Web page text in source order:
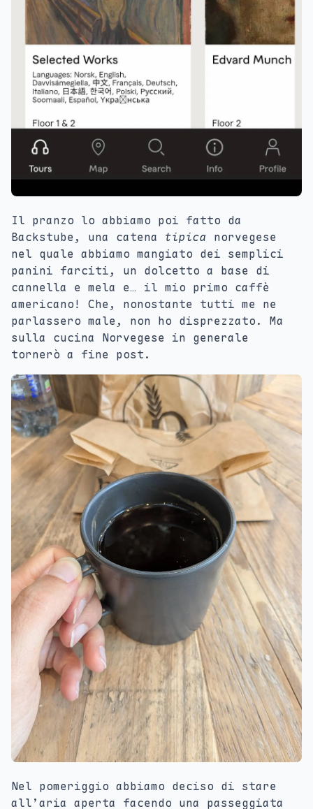
Il pranzo lo abbiamo poi fatto da
Backstube, una catena tipica norvegese
nel quale abbiamo mangiato dei semplici
panini farciti, un dolcetto a base di
cannella e mela e… il mio primo caffè
americano! Che, nonostante tutti me ne
parlassero male, non ho disprezzato. Ma
sulla cucina Norvegese in generale
tornerò a fine post.
Nel pomeriggio abbiamo deciso di stare
all’aria aperta facendo una passeggiata